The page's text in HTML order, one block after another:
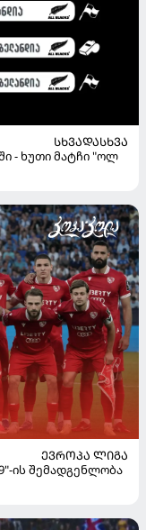
ᲡᲮᲕᲐᲓᲐᲡᲮᲕᲐ
- ხუთი მატჩი "ოლ
ᲔᲕᲠᲝᲞᲐ ᲚᲘᲒᲐ
ის შემადგენლობა